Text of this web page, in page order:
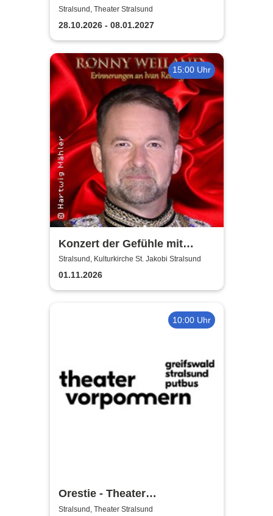
Theater Vorpommern
Stralsund, Theater Stralsund
28.10.2026 - 08.01.2027
15:00 Uhr
Konzert der Gefühle mit
Ronny Weiland
Stralsund, Kulturkirche St. Jakobi Stralsund
01.11.2026
10:00 Uhr
Orestie - Theater
Vorpommern
Stralsund, Theater Stralsund